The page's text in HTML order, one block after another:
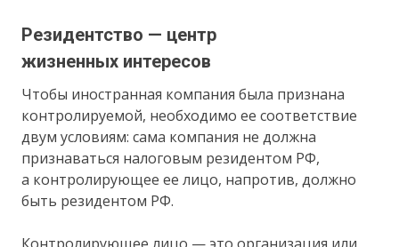
Резидентство — центр
жизненных интересов
Чтобы иностранная компания была признана
контролируемой, необходимо ее соответствие
двум условиям: сама компания не должна
признаваться налоговым резидентом РФ,
а контролирующее ее лицо, напротив, должно
быть резидентом РФ.